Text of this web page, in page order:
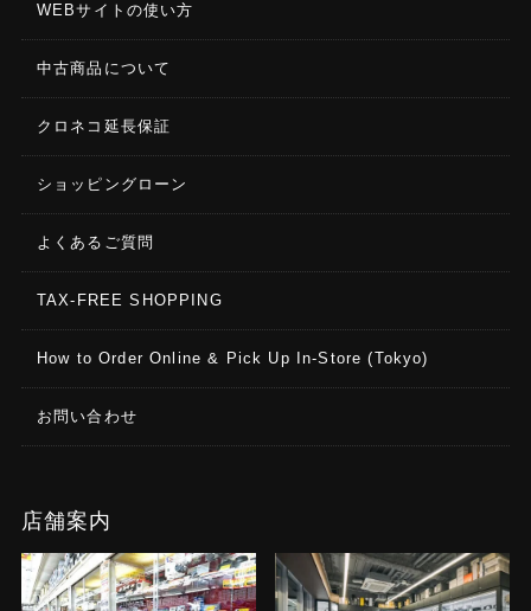
WEBサイトの使い方
中古商品について
クロネコ延長保証
ショッピングローン
よくあるご質問
TAX-FREE SHOPPING
How to Order Online & Pick Up In-Store (Tokyo)
お問い合わせ
店舗案内